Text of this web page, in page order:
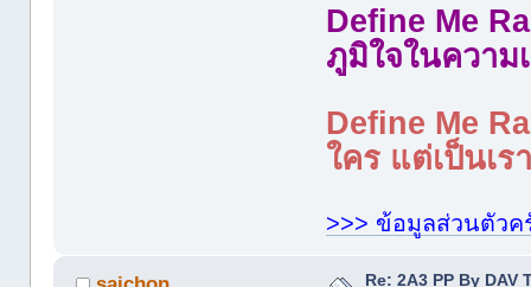
Define Me
ภูมิใจในความ
Define Me
ใคร แต่เป็นเ
>>> ข้อมูลส่วนตัวค
Re: 2A3 PP By DAV